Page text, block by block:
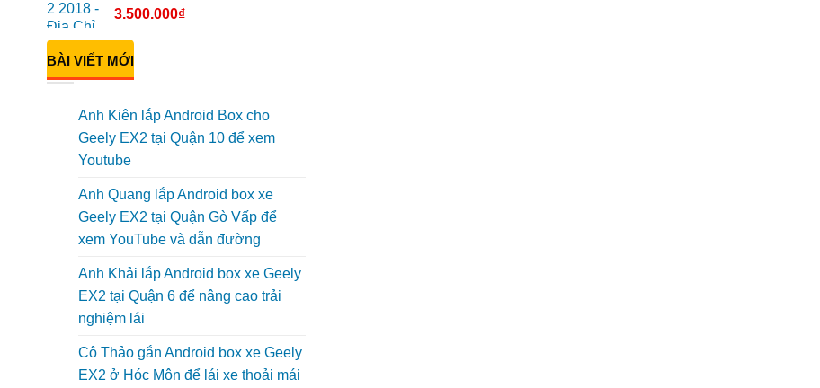
3.500.000₫
BÀI VIẾT MỚI
Anh Kiên lắp Android Box cho
Geely EX2 tại Quận 10 để xem
Youtube
Anh Quang lắp Android box xe
Geely EX2 tại Quận Gò Vấp để
xem YouTube và dẫn đường
Anh Khải lắp Android box xe Geely
EX2 tại Quận 6 để nâng cao trải
nghiệm lái
Cô Thảo gắn Android box xe Geely
EX2 ở Hóc Môn để lái xe thoải mái